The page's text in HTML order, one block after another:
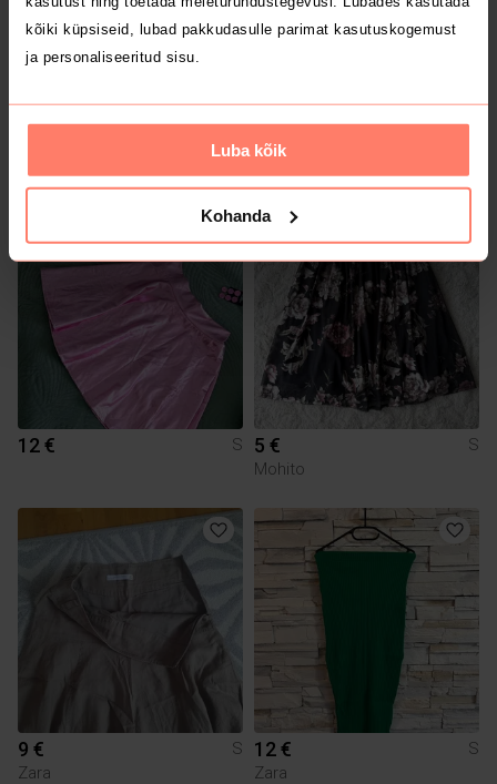
kõiki küpsiseid, lubad pakkudasulle parimat kasutuskogemust
ja personaliseeritud sisu.
Luba kõik
Kohanda
S
5 €
12 € S 5 €
S
Mohito
9 €
S
Zara
12 €
S
Zara